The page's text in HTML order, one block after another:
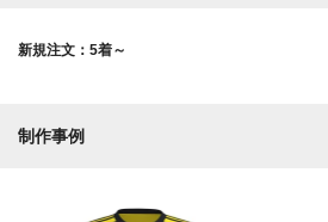
新規注文：5着～
制作事例